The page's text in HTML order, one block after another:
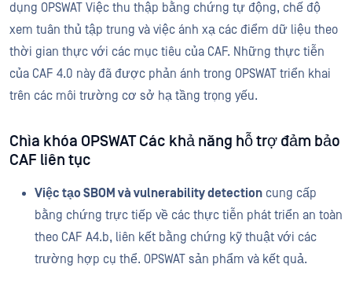
dụng OPSWAT Việc thu thập bằng chứng tự động, chế độ
xem tuân thủ tập trung và việc ánh xạ các điểm dữ liệu theo
thời gian thực với các mục tiêu của CAF. Những thực tiễn
của CAF 4.0 này đã được phản ánh trong OPSWAT triển khai
trên các môi trường cơ sở hạ tầng trọng yếu.
Chìa khóa OPSWAT Các khả năng hỗ trợ đảm bảo
CAF liên tục
Việc tạo SBOM và vulnerability detection cung cấp
bằng chứng trực tiếp về các thực tiễn phát triển an toàn
theo CAF A4.b, liên kết bằng chứng kỹ thuật với các
trường hợp cụ thể. OPSWAT sản phẩm và kết quả.